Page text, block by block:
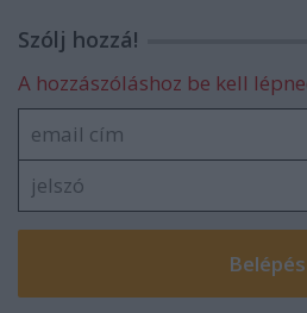
Szólj hozzá!
A hozzászóláshoz be kell